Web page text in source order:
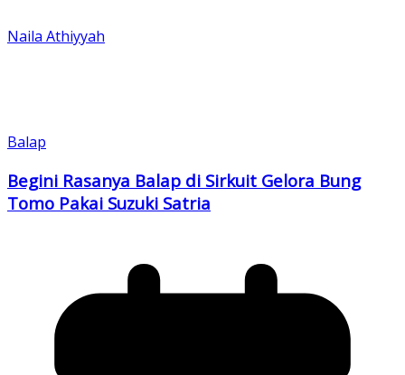
Naila Athiyyah
Balap
Begini Rasanya Balap di Sirkuit Gelora Bung
Tomo Pakai Suzuki Satria